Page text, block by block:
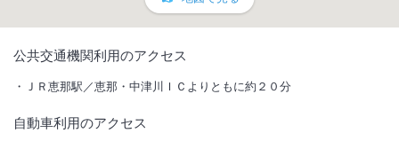
～山×星×川の温泉宿～ 自家源泉の「ラジウム温泉」でデトックス＆
公共交通機関利用のアクセス
ＪＲ恵那駅／恵那・中津川ＩＣよりともに約２０分
自動車利用のアクセス